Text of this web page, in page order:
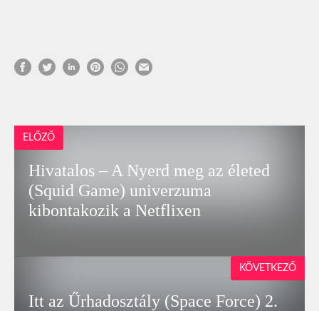
ELŐZŐ
Hivatalos – A Nyerd meg az életed
(Squid Game) univerzuma
kibontakozik a Netflixen
Itt az Űrhadosztály (Space Force) 2.
KÖVETKEZŐ